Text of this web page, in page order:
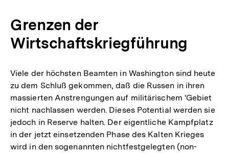
Grenzen der
Wirtschaftskriegführung
Viele der höchsten Beamten in Washington sind heute
zu dem Schluß gekommen, daß die Russen in ihren
massierten Anstrengungen auf militärischem 'Gebiet
nicht nachlassen werden. Dieses Potential werden sie
jedoch in Reserve halten. Der eigentliche Kampfplatz
in der jetzt einsetzenden Phase des Kalten Krieges
wird in den sogenannten nichtfestgelegten (non-